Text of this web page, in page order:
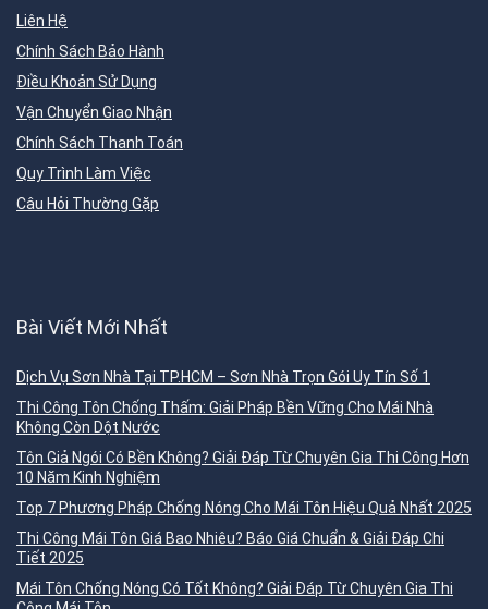
Liên Hệ
Chính Sách Bảo Hành
Điều Khoản Sử Dụng
Vận Chuyển Giao Nhận
Chính Sách Thanh Toán
Quy Trình Làm Việc
Câu Hỏi Thường Gặp
Bài Viết Mới Nhất
Dịch Vụ Sơn Nhà Tại TP.HCM – Sơn Nhà Trọn Gói Uy Tín Số 1
Thi Công Tôn Chống Thấm: Giải Pháp Bền Vững Cho Mái Nhà
Không Còn Dột Nước
Tôn Giả Ngói Có Bền Không? Giải Đáp Từ Chuyên Gia Thi Công Hơn
10 Năm Kinh Nghiệm
Top 7 Phương Pháp Chống Nóng Cho Mái Tôn Hiệu Quả Nhất 2025
Thi Công Mái Tôn Giá Bao Nhiêu? Báo Giá Chuẩn & Giải Đáp Chi
Tiết 2025
Mái Tôn Chống Nóng Có Tốt Không? Giải Đáp Từ Chuyên Gia Thi